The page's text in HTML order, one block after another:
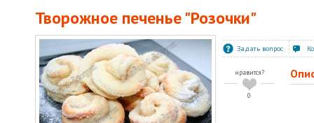
Творожное печенье "Розочки"
Задать вопрос
нравится?
0